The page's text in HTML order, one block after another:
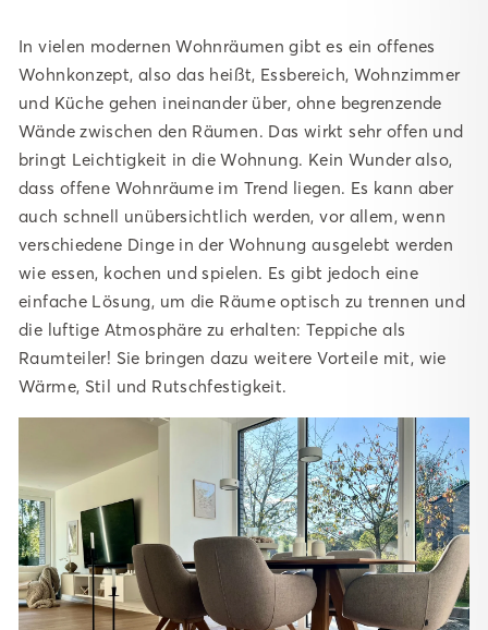
In vielen modernen Wohnräumen gibt es ein offenes
Wohnkonzept, also das heißt, Essbereich, Wohnzimmer
und Küche gehen ineinander über, ohne begrenzende
Wände zwischen den Räumen. Das wirkt sehr offen und
bringt Leichtigkeit in die Wohnung. Kein Wunder also,
dass offene Wohnräume im Trend liegen. Es kann aber
auch schnell unübersichtlich werden, vor allem, wenn
verschiedene Dinge in der Wohnung ausgelebt werden
wie essen, kochen und spielen. Es gibt jedoch eine
einfache Lösung, um die Räume optisch zu trennen und
die luftige Atmosphäre zu erhalten: Teppiche als
Raumteiler! Sie bringen dazu weitere Vorteile mit, wie
Wärme, Stil und Rutschfestigkeit.